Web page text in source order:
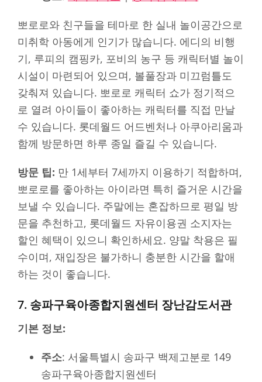
뽀로로와 친구들을 테마로 한 실내 놀이공간으로
미취학 아동에게 인기가 많습니다. 에디의 비행
기, 루피의 캠핑카, 포비의 농구 등 캐릭터별 놀이
시설이 마련되어 있으며, 볼풀장과 미끄럼틀도
갖춰져 있습니다. 뽀로로 캐릭터 쇼가 정기적으
로 열려 아이들이 좋아하는 캐릭터를 직접 만날
수 있습니다. 롯데월드 어드벤처나 아쿠아리움과
함께 방문하면 하루 종일 즐길 수 있습니다.
방문 팁: 만 1세부터 7세까지 이용하기 적합하며,
뽀로로를 좋아하는 아이라면 특히 즐거운 시간을
보낼 수 있습니다. 주말에는 혼잡하므로 평일 방
문을 추천하고, 롯데월드 자유이용권 소지자는
할인 혜택이 있으니 확인하세요. 양말 착용은 필
수이며, 재입장은 불가하니 충분한 시간을 할애
하는 것이 좋습니다.
7. 송파구육아종합지원센터 장난감도서관
기본 정보:
주소: 서울특별시 송파구 백제고분로 149
송파구육아종합지원센터